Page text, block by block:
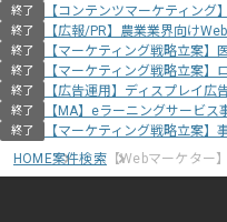
終了 【コンテンツマーケティン
終了 【広報/PR】農業業界向け
終了 【マーケティング戦略立案
終了 【マーケティング戦略立案
終了 【広告運用】ディスプレイ広
終了 【MA】eラーニングサービ
終了
【マーケティング戦略立案】
HOME案件検索【Webマーケター